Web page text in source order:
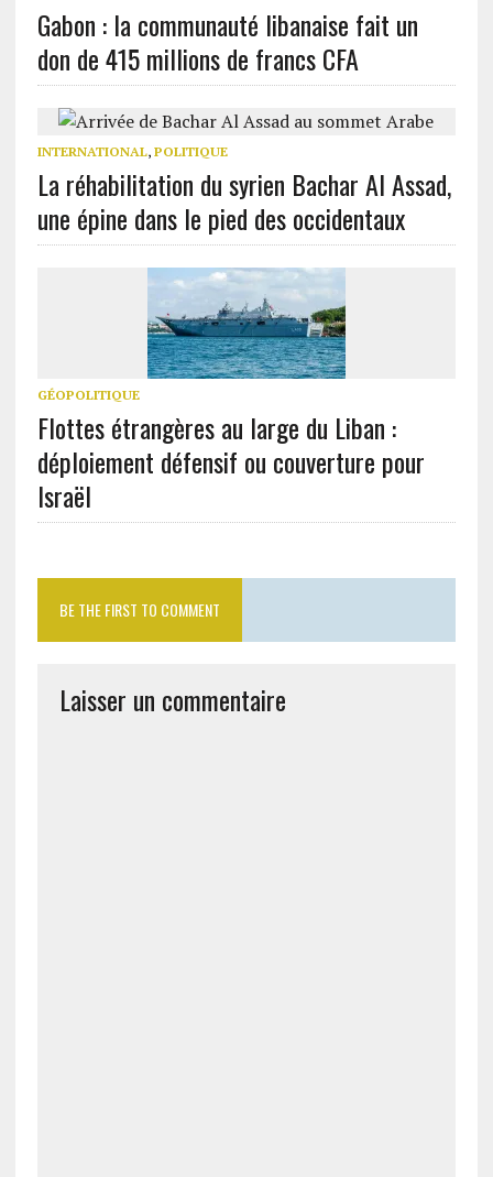
Gabon : la communauté libanaise fait un
don de 415 millions de francs CFA
INTERNATIONAL, POLITIQUE
La réhabilitation du syrien Bachar Al Assad,
une épine dans le pied des occidentaux
GÉOPOLITIQUE
Flottes étrangères au large du Liban :
déploiement défensif ou couverture pour
Israël
BE THE FIRST TO COMMENT
Laisser un commentaire